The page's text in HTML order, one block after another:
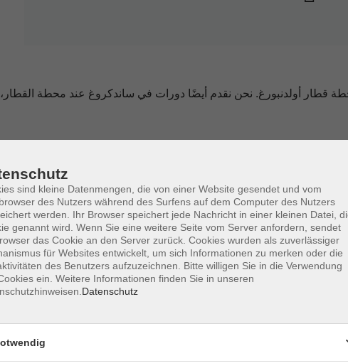
قطار أولدنبورغ. نحن نقدم أيضًا دورات في ساندكروغ عند محطة
sind kleine Datenmengen, die von einer Website gesendet und vom
des Nutzers während des Surfens auf dem Computer des Nutzers
werden. Ihr Browser speichert jede Nachricht in einer kleinen Datei,
genannt wird. Wenn Sie eine weitere Seite vom Server anfordern, sendet
das Cookie an den Server zurück. Cookies wurden als zuverlässiger
für Websites entwickelt, um sich Informationen zu merken oder die
des Benutzers aufzuzeichnen. Bitte willigen Sie in die Verwendung
ein. Weitere Informationen finden Sie in unseren
Datenschutz